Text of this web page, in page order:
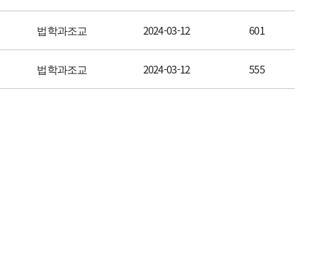
법학과조교 2024-03-12 601
법학과조교 2024-03-12 555